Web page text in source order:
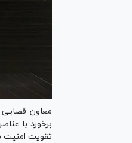
معاون قضایی
برخورد با
تقویت